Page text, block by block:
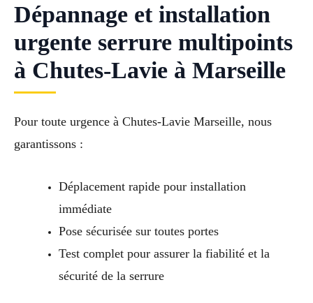
Dépannage et installation
urgente serrure multipoints
à Chutes-Lavie à Marseille
Pour toute urgence à Chutes-Lavie Marseille, nous
garantissons :
Déplacement rapide pour installation
immédiate
Pose sécurisée sur toutes portes
Test complet pour assurer la fiabilité et la
sécurité de la serrure